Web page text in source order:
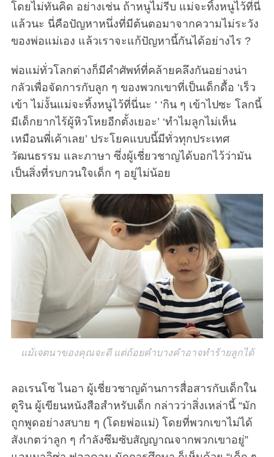
โดยไม่ทันคิด อย่างเช่น ถ้าหนูไม่รีบ แม่จะทิ้งหนูไว้ที่นี่
แล้วนะ นี่คือปัญหาหนึ่งที่มีต้นตอมาจากความไม่ระวัง
ของพ่อแม่เอง แล้วเราจะแก้ปัญหานี้กันได้อย่างไร ?
พ่อแม่ทั่วโลกต่างก็มีคำศัพท์ที่คล้ายคลึงกันอย่างน่า
กลัวเพื่อจัดการกับลูก ๆ ของพวกเขาที่เป็นเด็กดื้อ ‘เร็ว
เข้า ไม่งั้นแม่จะทิ้งหนูไว้ที่นี่นะ ‘ ‘กิน ๆ เข้าไปซะ โลกนี้
มีเด็กยากไร้ผู้หิวโหยอีกตั้งเยอะ’ ‘ทำไมลูกไม่เห็น
เหมือนพี่เค้าเลย’ ประโยคแบบนี้มีทั่วทุกประเทศ
วัฒนธรรม และภาษา ซึ่งผู้เชี่ยวชาญได้บอกไว้ว่ามัน
เป็นสิ่งที่รบกวนใจเด็ก ๆ อยู่ไม่น้อย
แม้เจตนาของคุณจะดี แต่ถ้อยคำบางคำอาจทำร้ายลูกได้
ลอเรนโซ ไนอา ผู้เชี่ยวชาญด้านการสื่อสารกับเด็กใน
ตูริน ผู้เขียนหนังสือสำหรับเด็ก กล่าวว่าสิ่งเหล่านี้ “มัก
ถูกพูดอย่างสบาย ๆ (โดยพ่อแม่) โดยที่พวกเขาไม่ได้
สังเกตว่าลูก ๆ กำลังซึมซับสัญญาณจากพวกเขาอยู่”